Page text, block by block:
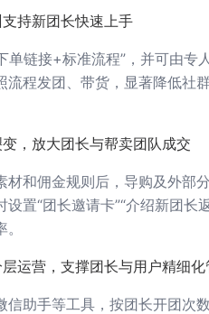
持新团长快速上手
单链接+标准流程”，并可由
流程发团、带货，显著降低社
，放大团长与帮卖团队成交
材和佣金规则后，导购及外部
置“团长邀请卡”“介绍新团长
运营，支撑团长与用户精细化
信助手等工具，按团长开团次